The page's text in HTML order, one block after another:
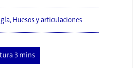
, Huesos y articulaciones